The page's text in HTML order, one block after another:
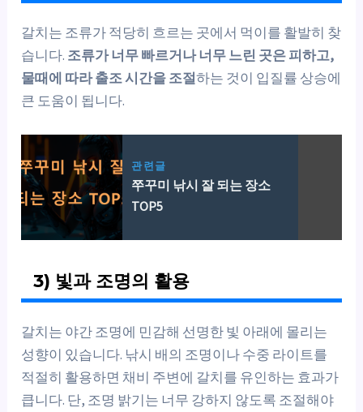
갈치는 조류가 적당히 흐르는 곳에서 먹이를 활발히 찾
습니다. 조류가 너무 빠르거나 너무 느린 곳은 피하고,
물때에 따라 출조 시간을 조절하는 것이 입질률 상승에
큰 도움이 됩니다.
관련글
쭈꾸미 낚시 잘 되는 장소
TOP5
3) 빛과 조명의 활용
갈치는 야간 조명에 민감해 선명한 빛 아래에 몰리는
성향이 있습니다. 낚시 배의 조명이나 수중 라이트를
적절히 활용하면 채비 주변에 갈치를 유인하는 효과가
큽니다. 단, 조명 밝기는 너무 강하지 않도록 조절해야